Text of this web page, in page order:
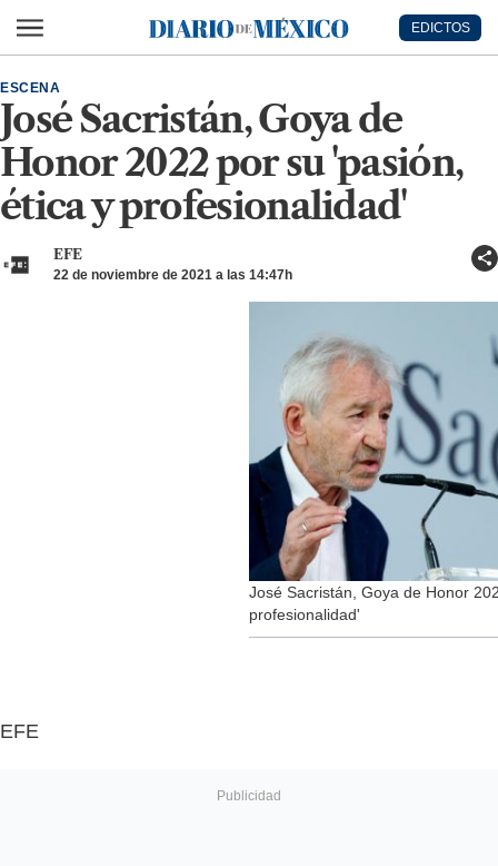
Diario de México
EDICTOS
José Sacristán, Goya de
Honor 2022 por su 'pasión,
ética y profesionalidad'
ESCENA
EFE
22 de noviembre de 2021 a las 14:47h
José Sacristán, Goya de Honor
profesionalidad'
EFE